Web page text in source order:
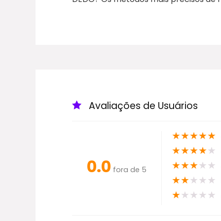
Avaliações de Usuários
0.0 fora de 5
★★★★★
★★★★★
★★★★★
★★★★★
★★★★★